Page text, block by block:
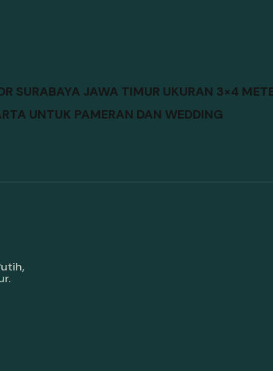
SURABAYA JAWA TIMUR UKURAN 3×4
UNTUK PAMERAN DAN WEDDING